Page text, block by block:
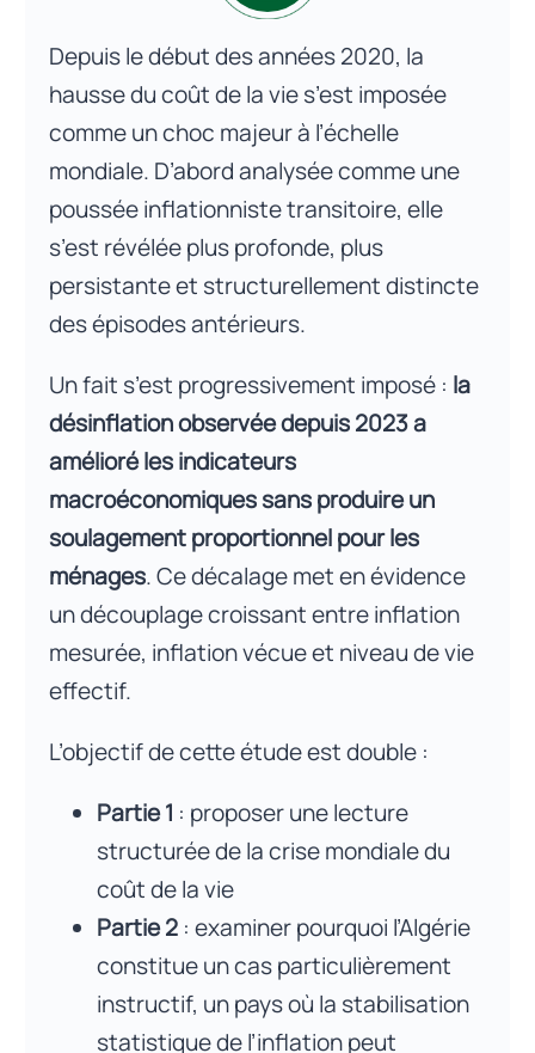
Depuis le début des années 2020, la
hausse du coût de la vie s’est imposée
comme un choc majeur à l’échelle
mondiale. D’abord analysée comme une
poussée inflationniste transitoire, elle
s’est révélée plus profonde, plus
persistante et structurellement distincte
des épisodes antérieurs.
Un fait s’est progressivement imposé : la
désinflation observée depuis 2023 a
amélioré les indicateurs
macroéconomiques sans produire un
soulagement proportionnel pour les
ménages. Ce décalage met en évidence
un découplage croissant entre inflation
mesurée, inflation vécue et niveau de vie
effectif.
L’objectif de cette étude est double :
Partie 1 : proposer une lecture
structurée de la crise mondiale du
coût de la vie
Partie 2 : examiner pourquoi l’Algérie
constitue un cas particulièrement
instructif, un pays où la stabilisation
statistique de l’inflation peut